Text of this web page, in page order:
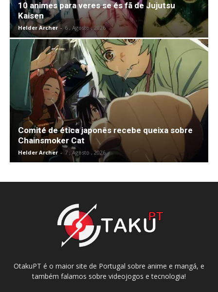
10 animes para veres se és fã de Jujutsu
Kaisen
Helder Archer - 6 , Agosto , 2026
Comité de ética japonês recebe queixa sobre
Chainsmoker Cat
Helder Archer - 7 , Agosto , 2026
OtakuPT é o maior site de Portugal sobre anime e mangá, e
também falamos sobre videojogos e tecnologia!